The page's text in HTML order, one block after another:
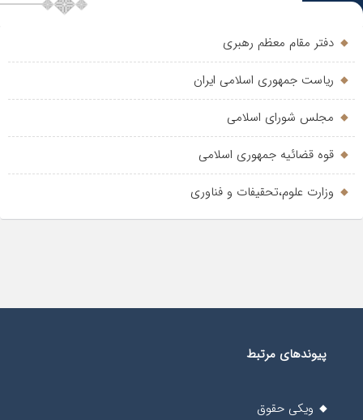
دفتر مقام معظم رهبری
ریاست جمهوری اسلامی ایران
مجلس شورای اسلامی
قوه قضائیه جمهوری اسلامی
وزارت علوم،تحقیفات و فناوری
پیوندهای مرتبط
ویکی حقوق